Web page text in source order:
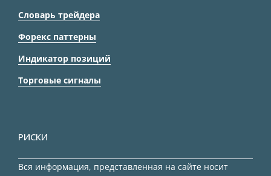
Словарь трейдера
Форекс паттерны
Индикатор позиций
Торговые сигналы
РИСКИ
Вся информация, представленная на сайте носит